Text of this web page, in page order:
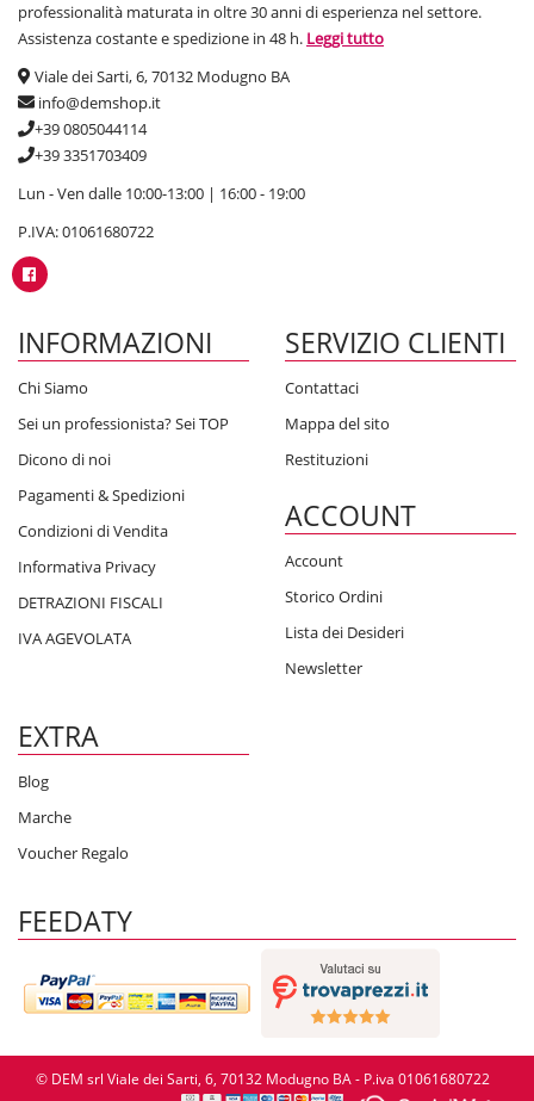
professionalità maturata in oltre 30 anni di esperienza nel settore.
Assistenza costante e spedizione in 48 h. Leggi tutto
Viale dei Sarti, 6, 70132 Modugno BA
info@demshop.it
+39 0805044114
+39 3351703409
Lun - Ven dalle 10:00-13:00 | 16:00 - 19:00
P.IVA: 01061680722
INFORMAZIONI
Chi Siamo
Sei un professionista? Sei TOP
Dicono di noi
Pagamenti & Spedizioni
Condizioni di Vendita
Informativa Privacy
DETRAZIONI FISCALI
IVA AGEVOLATA
SERVIZIO CLIENTI
Contattaci
Mappa del sito
Restituzioni
ACCOUNT
Account
Storico Ordini
Lista dei Desideri
Newsletter
EXTRA
Blog
Marche
Voucher Regalo
FEEDATY
© DEM srl Viale dei Sarti, 6, 70132 Modugno BA - P.iva 01061680722